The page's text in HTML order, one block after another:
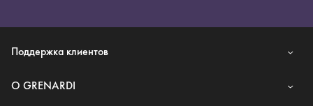
Поддержка клиентов
O GRENARDI